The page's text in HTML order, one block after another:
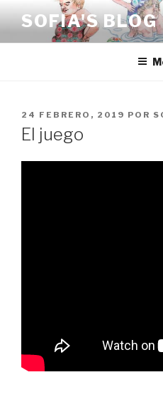
contenido
SOFIA'S BLOG
PUBLICADO
EL
24 FEBRERO, 2019 POR
El juego